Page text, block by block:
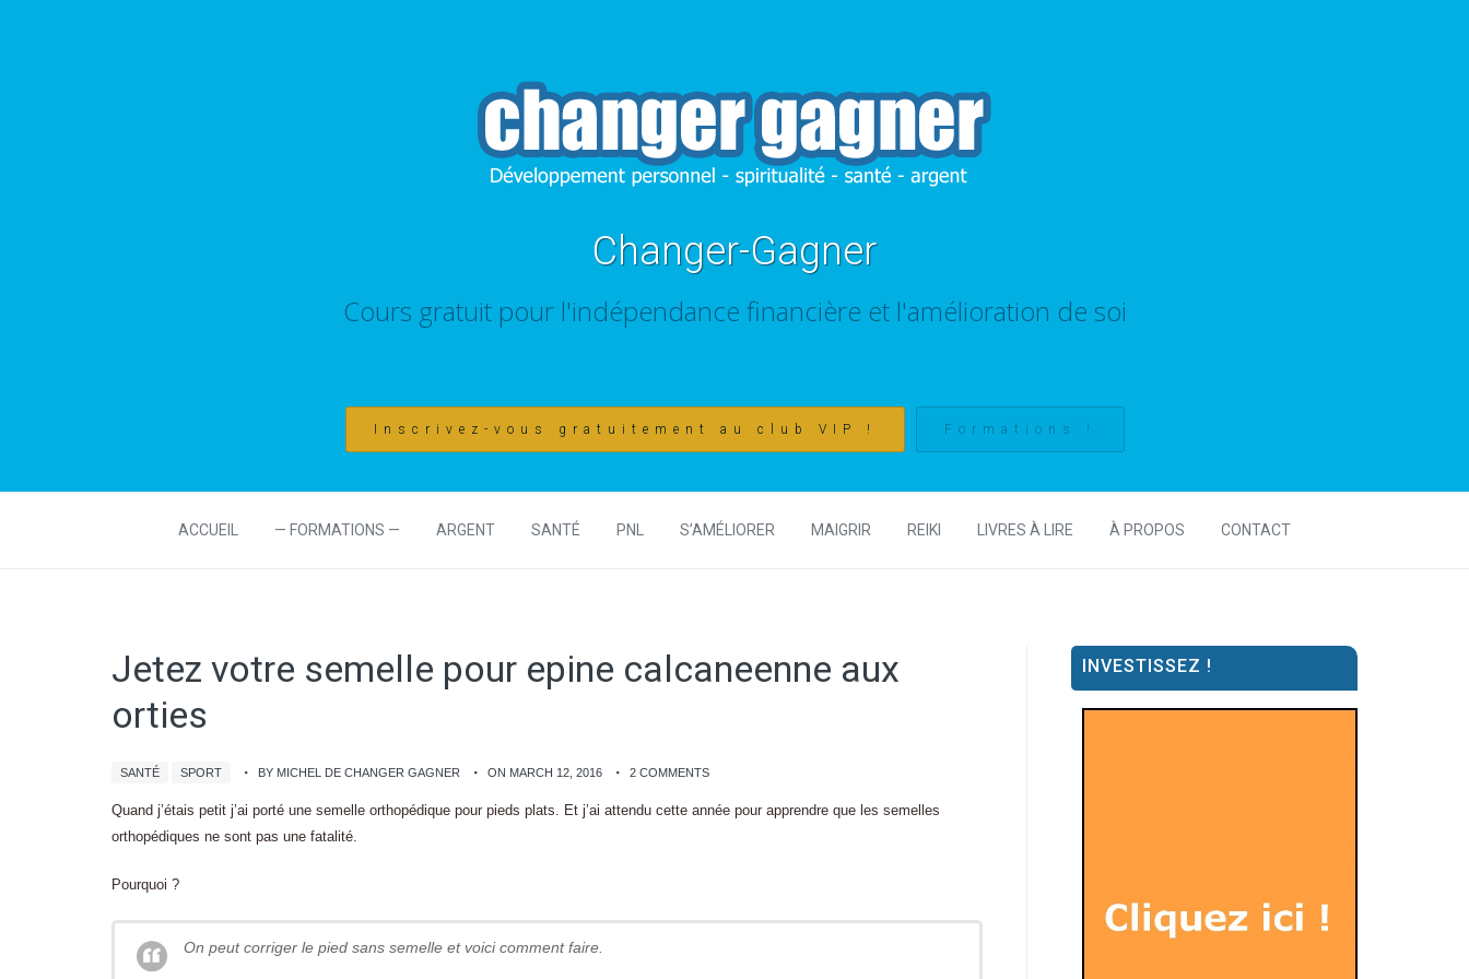
Changer-Gagner
Cours gratuit pour l'indépendance financière et l'amélioration de soi
Inscrivez-vous gratuitement au club VIP ! Formations !
ACCUEIL — FORMATIONS — ARGENT SANTÉ PNL S’AMÉLIORER MAIGRIR REIKI LIVRES À LIRE À PROPOS CONTACT
Jetez votre semelle pour epine calcaneenne aux
orties
SANTÉ SPORT BY MICHEL DE CHANGER GAGNER ON MARCH 12, 2016 2 COMMENTS
Quand j’étais petit j’ai porté une semelle orthopédique pour pieds plats. Et j’ai attendu cette année pour apprendre que les semelles
orthopédiques ne sont pas une fatalité.
Pourquoi ?
On peut corriger le pied sans semelle et voici comment faire.
INVESTISSEZ !